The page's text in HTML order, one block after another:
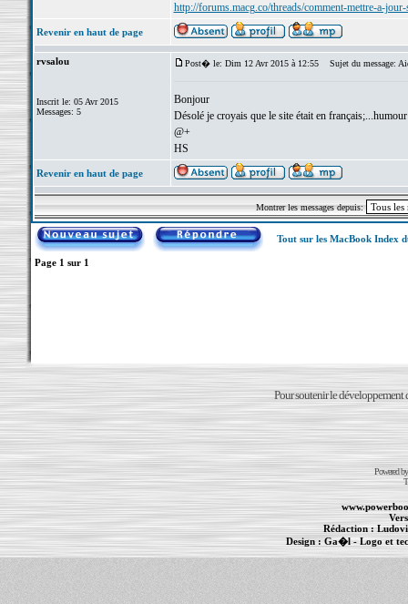
http://forums.macg.co/threads/comment-mettre-a-
Revenir en haut de page
rvsalou
Inscrit le: 05 Avr 2015
Messages: 5
Post� le: Dim 12 Avr 2015 à 12:55 Sujet du message:
Bonjour
Désolé je croyais que le site était en
@+
HS
Revenir en haut de page
Montrer les messages depuis:
Tout sur les MacBook Index
Page 1 sur 1
Pour soutenir le développement
Powered
Rédaction :
Design : Ga�l- Logo et
PowerBook- MacBook Pro